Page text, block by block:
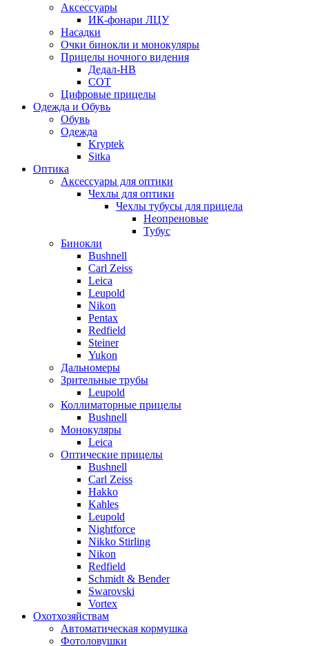
Аксессуары
ИК-фонари ЛЦУ
Насадки
Очки бинокли и монокуляры
Прицелы ночного видения
Дедал-НВ
СОТ
Цифровые прицелы
Одежда и Обувь
Обувь
Одежда
Kryptek
Sitka
Оптика
Аксессуары для оптики
Чехлы для оптики
Чехлы тубусы для прицела
Неопреновые
Тубус
Бинокли
Bushnell
Carl Zeiss
Leica
Leupold
Nikon
Pentax
Redfield
Steiner
Yukon
Дальномеры
Зрительные трубы
Leupold
Коллиматорные прицелы
Bushnell
Монокуляры
Leica
Оптические прицелы
Bushnell
Carl Zeiss
Hakko
Kahles
Leupold
Nightforce
Nikko Stirling
Nikon
Redfield
Schmidt & Bender
Swarovski
Vortex
Охотхозяйствам
Автоматическая кормушка
Фотоловушки